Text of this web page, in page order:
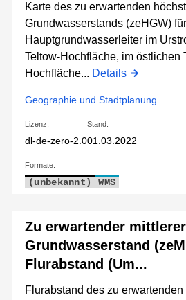
Karte des zu erwartenden
Grundwasserstands (zeHGW)
Hauptgrundwasserleiter im
Teltow-Hochfläche, im östlichen
Hochfläche... Details
Geographie und Stadtplanung
Lizenz:
dl-de-zero-2.0
Stand:
01.03.2022
Formate:
(unbekannt) WMS
Zu erwartender
Grundwasserstand
Flurabstand (Um...
Flurabstand des zu